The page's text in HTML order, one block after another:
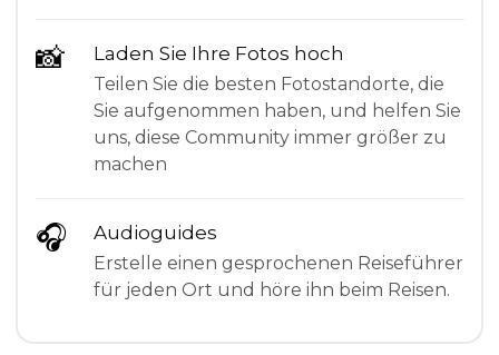
📸 Laden Sie Ihre Fotos hoch
Teilen Sie die besten Fotostandorte, die
Sie aufgenommen haben, und helfen Sie
uns, diese Community immer größer zu
machen
🎧 Audioguides
Erstelle einen gesprochenen Reiseführer
für jeden Ort und höre ihn beim Reisen.